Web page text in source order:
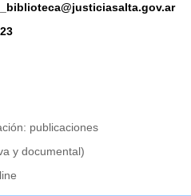
publicaciones
y documental)